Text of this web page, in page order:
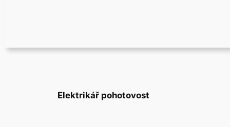
Elektrikář pohotovost